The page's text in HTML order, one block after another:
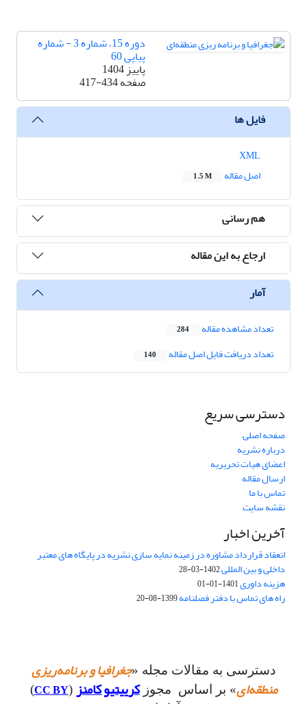
دوره 15، شماره 3 - شماره
پیاپی 60
پاییز 1404
صفحه417-434
فایل ها
اصل مقاله
1.5 M
هم رسانی
ارجاع به این مقاله
آمار
تعداد مشاهده مقاله 284
تعداد دریافت فایل اصل مقاله 140
دسترسی سریع
صفحه اصلی
درباره نشریه
اعضای هیات تحریریه
ارسال مقاله
تماس با ما
نقشه سایت
آخرین اخبار
انعقاد قرارداد مشاوره در زمینه نمایه سازی نشریه در پایگاه های معتبر
داخلی و بین المللی1402-03-28
هزینه داوری1401-01-01
راه های تماس با دفتر فصلنامه1399-08-20
دسترسی به مقالات مجله «جغرافیا و برنامه‌ریزی
منطقه‌ای» بر اساس مجوزکرییتیو کامنز (
CC BY
)